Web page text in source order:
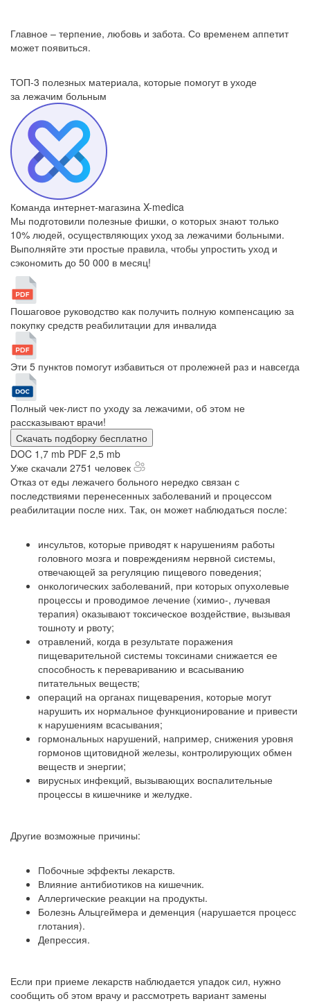
Главное – терпение, любовь и забота. Со временем аппетит
может появиться.
ТОП-3 полезных материала, которые помогут в уходе
за лежачим больным
Команда интернет-магазина X-medica
Мы подготовили полезные фишки, о которых знают только
10% людей, осуществляющих уход за лежачими больными.
Выполняйте эти простые правила, чтобы упростить уход и
сэкономить до 50 000 в месяц!
Пошаговое руководство как получить полную компенсацию за
покупку средств реабилитации для инвалида
Эти 5 пунктов помогут избавиться от пролежней раз и навсегда
Полный чек-лист по уходу за лежачими, об этом не
рассказывают врачи!
Скачать подборку бесплатно
DOC 1,7 mb PDF 2,5 mb
Уже скачали 2751 человек
Отказ от еды лежачего больного нередко связан с
последствиями перенесенных заболеваний и процессом
реабилитации после них. Так, он может наблюдаться после:
инсультов, которые приводят к нарушениям работы
головного мозга и повреждениям нервной системы,
отвечающей за регуляцию пищевого поведения;
онкологических заболеваний, при которых опухолевые
процессы и проводимое лечение (химио-, лучевая
терапия) оказывают токсическое воздействие, вызывая
тошноту и рвоту;
отравлений, когда в результате поражения
пищеварительной системы токсинами снижается ее
способность к перевариванию и всасыванию
питательных веществ;
операций на органах пищеварения, которые могут
нарушить их нормальное функционирование и привести
к нарушениям всасывания;
гормональных нарушений, например, снижения уровня
гормонов щитовидной железы, контролирующих обмен
веществ и энергии;
вирусных инфекций, вызывающих воспалительные
процессы в кишечнике и желудке.
Другие возможные причины:
Побочные эффекты лекарств.
Влияние антибиотиков на кишечник.
Аллергические реакции на продукты.
Болезнь Альцгеймера и деменция (нарушается процесс
глотания).
Депрессия.
Если при приеме лекарств наблюдается упадок сил, нужно
сообщить об этом врачу и рассмотреть вариант замены